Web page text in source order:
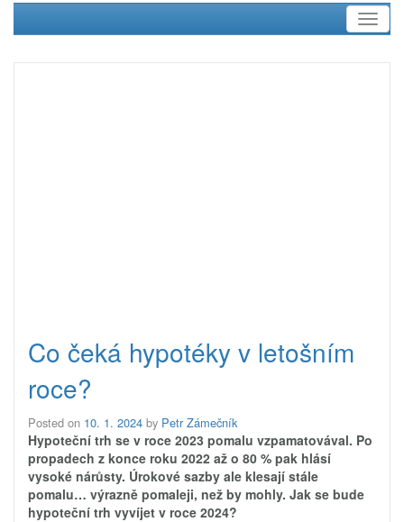
Co čeká hypotéky v letošním
roce?
Posted on 10. 1. 2024 by Petr Zámečník
Hypoteční trh se v roce 2023 pomalu vzpamatovával. Po
propadech z konce roku 2022 až o 80 % pak hlásí
vysoké nárůsty. Úrokové sazby ale klesají stále
pomalu… výrazně pomaleji, než by mohly. Jak se bude
hypoteční trh vyvíjet v roce 2024?